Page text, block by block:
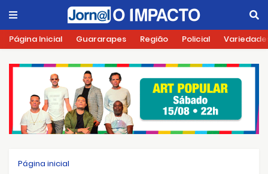
Página Inicial Guararapes Região Policial
Página inicial